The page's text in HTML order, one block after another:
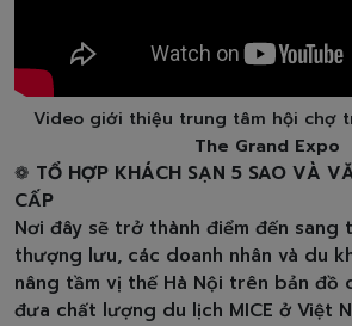
Video giới thiệu trung tâm hội chợ
The Grand Expo
❁ TỔ HỢP KHÁCH SẠN 5 SAO VÀ
CẤP
Nơi đây sẽ trở thành điểm đến
thượng lưu, các doanh nhân và du
nâng tầm vị thế Hà Nội trên bản đồ
đưa chất lượng du lịch MICE ở Việt